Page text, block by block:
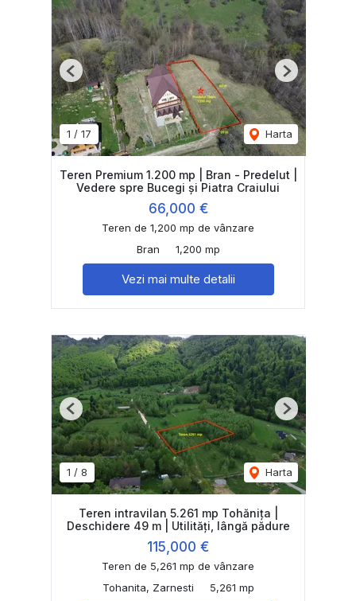
1 / 17 Harta
Previous Next
Teren Premium 1.200 mp | Bran - Predelut |
Vedere spre Bucegi și Piatra Craiului
66,000 €
Teren de 1,200 mp de vânzare
Bran
1,200 mp
Vezi mai multe detalii
1 / 8 Harta
Previous Next
Teren intravilan 5.261 mp Tohănița |
Deschidere 49 m | Utilități, lângă pădure
115,000 €
Teren de 5,261 mp de vânzare
Tohanita, Zarnesti
5,261 mp